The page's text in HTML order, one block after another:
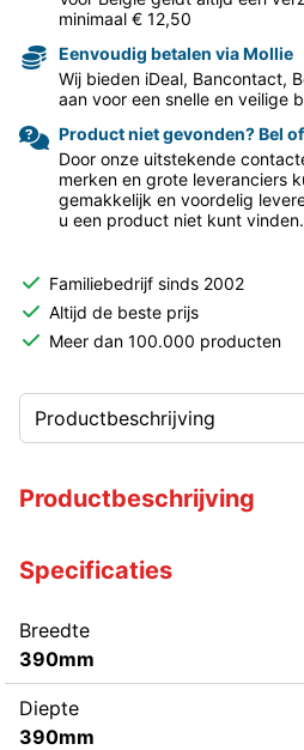
minimaal € 12,50
Eenvoudig betalen via Mollie
Wij bieden iDeal, Bancontact,
aan voor een snelle en veilige
Product niet gevonden? Bel
Door onze uitstekende
merken en grote leveranciers
gemakkelijk en voordelig
u een product niet kunt vinden.
Familiebedrijf sinds 2002
Altijd de beste prijs
Meer dan 100.000 producten
Productbeschrijving
Specificaties
Breedte
390mm
Diepte
390mm